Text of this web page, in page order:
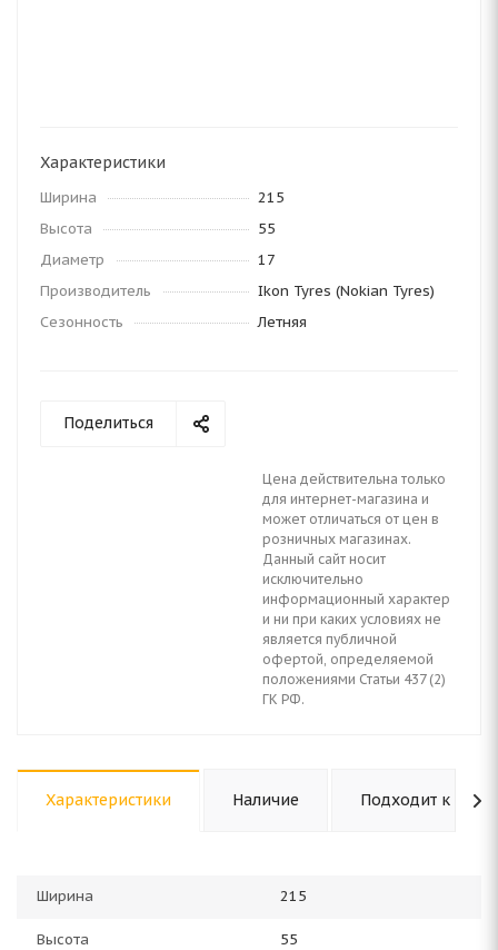
Характеристики
Ширина
215
Высота
55
Диаметр
17
Производитель
Ikon Tyres (Nokian Tyres)
Сезонность
Летняя
Поделиться
Цена действительна только
для интернет-магазина и
может отличаться от цен в
розничных магазинах.
Данный сайт носит
исключительно
информационный характер
и ни при каких условиях не
является публичной
офертой, определяемой
положениями Статьи 437 (2)
ГК РФ.
Характеристики Наличие Подходит к авто
Ширина 215
Высота 55